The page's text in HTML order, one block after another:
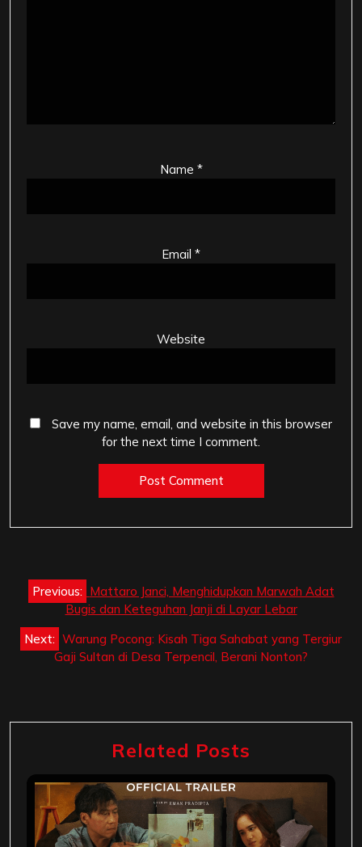
Name *
Email *
Website
Save my name, email, and website in this browser
for the next time I comment.
Post
navigation
Previous: Mattaro Janci, Menghidupkan Marwah Adat
Bugis dan Keteguhan Janji di Layar Lebar
Next: Warung Pocong: Kisah Tiga Sahabat yang Tergiur
Gaji Sultan di Desa Terpencil, Berani Nonton?
Related Posts